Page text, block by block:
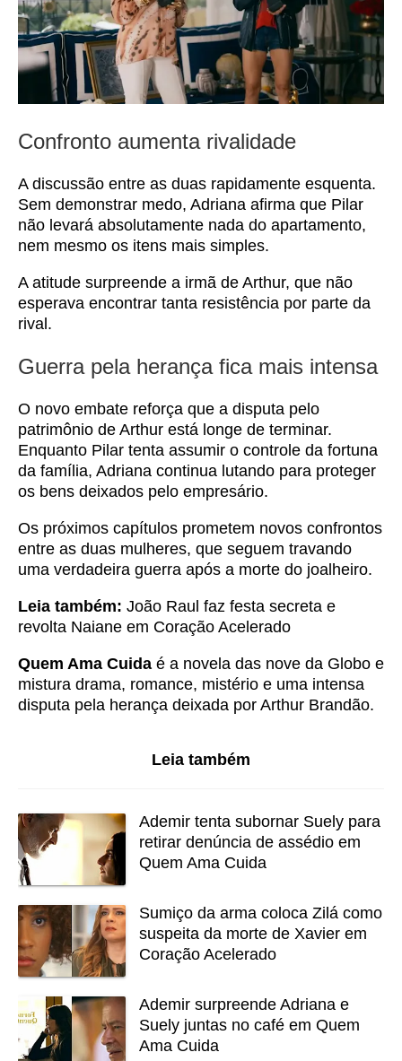
Confronto aumenta rivalidade
A discussão entre as duas rapidamente esquenta.
Sem demonstrar medo, Adriana afirma que Pilar
não levará absolutamente nada do apartamento,
nem mesmo os itens mais simples.
A atitude surpreende a irmã de Arthur, que não
esperava encontrar tanta resistência por parte da
rival.
Guerra pela herança fica mais intensa
O novo embate reforça que a disputa pelo
patrimônio de Arthur está longe de terminar.
Enquanto Pilar tenta assumir o controle da fortuna
da família, Adriana continua lutando para proteger
os bens deixados pelo empresário.
Os próximos capítulos prometem novos confrontos
entre as duas mulheres, que seguem travando
uma verdadeira guerra após a morte do joalheiro.
Leia também: João Raul faz festa secreta e
revolta Naiane em Coração Acelerado
Quem Ama Cuida é a novela das nove da Globo e
mistura drama, romance, mistério e uma intensa
disputa pela herança deixada por Arthur Brandão.
Leia também
Ademir tenta subornar Suely para
retirar denúncia de assédio em
Quem Ama Cuida
Sumiço da arma coloca Zilá como
suspeita da morte de Xavier em
Coração Acelerado
Ademir surpreende Adriana e
Suely juntas no café em Quem
Ama Cuida